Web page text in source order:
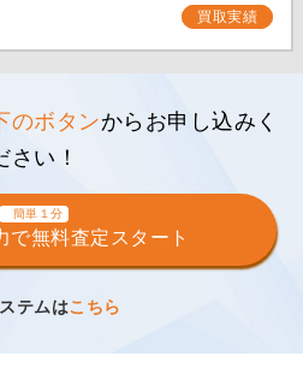
買取実績
のボタンからお申し込みく
さい！
簡単１分
で無料査定スタート
テムはこちら